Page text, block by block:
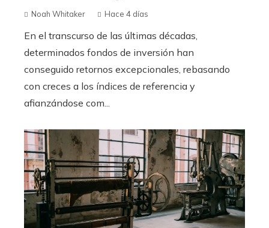
Noah Whitaker Hace 4 días
En el transcurso de las últimas décadas,
determinados fondos de inversión han
conseguido retornos excepcionales, rebasando
con creces a los índices de referencia y
afianzándose com...